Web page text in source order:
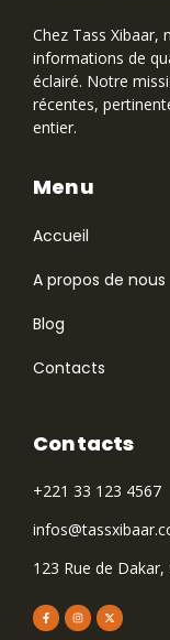
Chez Tass Xibaar,
informations de
éclairé. Notre
récentes,
entier.
Accueil
A propos de nous
Blog
Contacts
Menu
Contacts
+221 33 123 4567
123 Rue de Dakar,